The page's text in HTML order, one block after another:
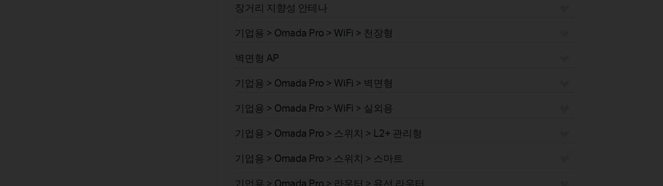
장거리 지향성 안테나
기업용 > Omada Pro > WiFi > 천장형
벽면형 AP
기업용 > Omada Pro > WiFi > 벽면형
기업용 > Omada Pro > WiFi > 실외용
기업용 > Omada Pro > 스위치 > L2+ 관리형
기업용 > Omada Pro > 스위치 > 스마트
기업용 > Omada Pro > 라우터 > 유선 라우터